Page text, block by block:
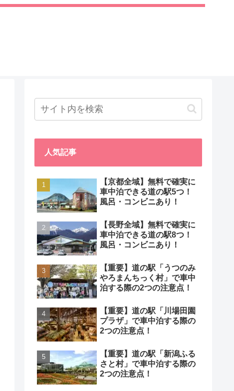
人気記事
【京都全域】無料で確実に
車中泊できる道の駅5つ！
風呂・コンビニあり！
【長野全域】無料で確実に
車中泊できる道の駅8つ！
風呂・コンビニあり！
【重要】道の駅「うつのみ
やろまんちっく村」で車中
泊する際の2つの注意点！
【重要】道の駅「川場田園
プラザ」で車中泊する際の
2つの注意点！
【重要】道の駅「新潟ふる
さと村」で車中泊する際の
2つの注意点！